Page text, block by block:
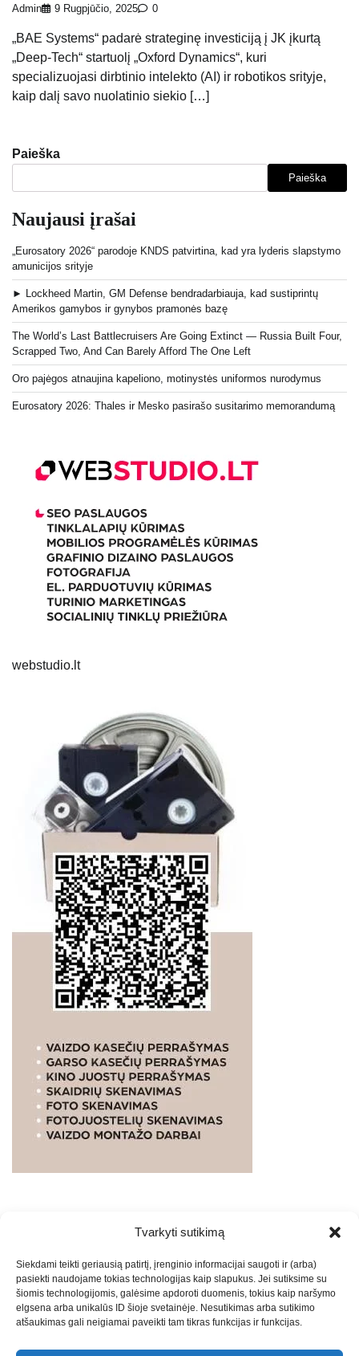
Tvarkyti sutikimą
Siekdami teikti geriausią patirtį, įrenginio informacijai saugoti ir (arba)
pasiekti naudojame tokias technologijas kaip slapukus. Jei sutiksime su
šiomis technologijomis, galėsime apdoroti duomenis, tokius kaip naršymo
elgsena arba unikalūs ID šioje svetainėje. Nesutikimas arba sutikimo
atšaukimas gali neigiamai paveikti tam tikras funkcijas ir funkcijas.
Admin 9 Rugpjūčio, 2025 0
„BAE Systems“ padarė strateginę investiciją į JK įkurtą
„Deep-Tech“ startuolį „Oxford Dynamics“, kuri
specializuojasi dirbtinio intelekto (AI) ir robotikos srityje,
kaip dalį savo nuolatinio siekio […]
Paieška
Paieška
Naujausi įrašai
„Eurosatory 2026“ parodoje KNDS patvirtina, kad yra lyderis slapstymo
amunicijos srityje
► Lockheed Martin, GM Defense bendradarbiauja, kad sustiprintų
Amerikos gamybos ir gynybos pramonės bazę
The World’s Last Battlecruisers Are Going Extinct — Russia Built Four,
Scrapped Two, And Can Barely Afford The One Left
Oro pajėgos atnaujina kapeliono, motinystės uniformos nurodymus
Eurosatory 2026: Thales ir Mesko pasirašo susitarimo memorandumą
webstudio.lt
PASLAUGOS. SEO tekstų rašymas, turinio kūrimas,
straipsnių rašymas ir talpinimas į mūsų valdomas
svetaines.2026Armijai.LTTheme: Express News ByAdore
Themes.